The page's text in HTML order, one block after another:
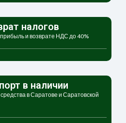
налогов
и возврате НДС до 40%
в наличии
в Саратове и Саратовской